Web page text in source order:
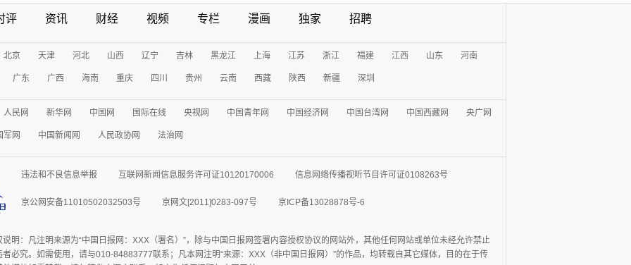
评 资讯 财经 视频 专栏 漫画 独家 招聘
北京 天津 河北 山西 辽宁 吉林 黑龙江 上海 江苏 浙江 福建 江西 山东 河南
广东 广西 海南 重庆 四川 贵州 云南 西藏 陕西 新疆 深圳
人民网 新华网 中国网 国际在线 央视网 中国青年网 中国经济网 中国台湾网 中国西藏网 央广网
军网 中国新闻网 人民政协网 法治网
违法和不良信息举报 互联网新闻信息服务许可证10120170006 信息网络传播视听节目许可证0108263号
京公网安备11010502032503号 京网文[2011]0283-097号 京ICP备13028878号-6
说明：凡注明来源为“中国日报网：XXX（署名）”，除与中国日报网签署内容授权协议的网站外，其他任何网站或单位未经允许禁止
必究。如需使用，请与010-84883777联系；凡本网注明“来源：XXX（非中国日报网）”的作品，均转载自其它媒体，目的在于传